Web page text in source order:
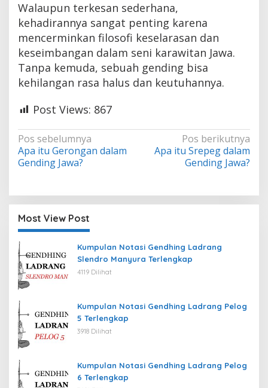
Walaupun terkesan sederhana,
kehadirannya sangat penting karena
mencerminkan filosofi keselarasan dan
keseimbangan dalam seni karawitan Jawa.
Tanpa kemuda, sebuah gending bisa
kehilangan rasa halus dan keutuhannya.
Post Views: 867
Navigasi
pos
Pos sebelumnya
Apa itu Gerongan dalam
Gending Jawa?
Pos berikutnya
Apa itu Srepeg dalam
Gending Jawa?
Most View Post
Kumpulan Notasi Gendhing Ladrang
Slendro Manyura Terlengkap
4119 Dilihat
Kumpulan Notasi Gendhing Ladrang Pelog
5 Terlengkap
3918 Dilihat
Kumpulan Notasi Gendhing Ladrang Pelog
6 Terlengkap